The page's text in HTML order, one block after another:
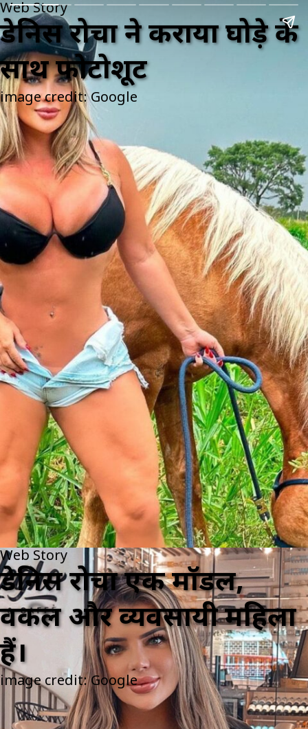
Web Story
डेनिस रोचा ने कराया घोड़े के
साथ फोटोशूट
image credit: Google
Web Story
डेनिस रोचा एक मॉडल,
वकील और व्यवसायी महिला
हैं।
image credit: Google